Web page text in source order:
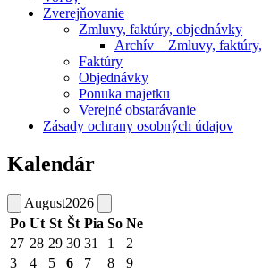
Zverejňovanie
Zmluvy, faktúry, objednávky
Archív – Zmluvy,
Faktúry
Objednávky
Ponuka majetku
Verejné obstarávanie
Zásady ochrany osobných údajov
Kalendár
August2026
Po Ut St Št Pia So Ne
27 28 29 30 31 1
2
3
4 5 6 7 8
9